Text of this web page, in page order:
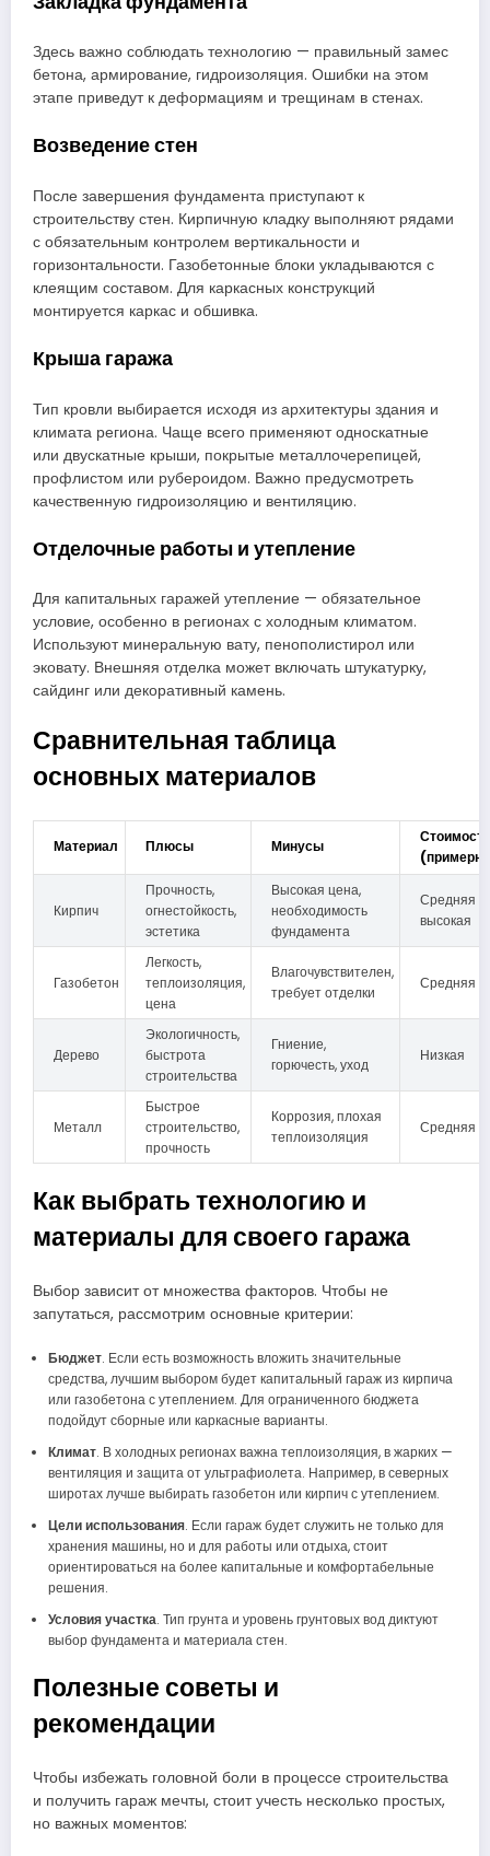
Здесь важно соблюдать технологию — правильный замес
бетона, армирование, гидроизоляция. Ошибки на этом
этапе приведут к деформациям и трещинам в стенах.
Возведение стен
После завершения фундамента приступают к
строительству стен. Кирпичную кладку выполняют рядами
с обязательным контролем вертикальности и
горизонтальности. Газобетонные блоки укладываются с
клеящим составом. Для каркасных конструкций
монтируется каркас и обшивка.
Крыша гаража
Тип кровли выбирается исходя из архитектуры здания и
климата региона. Чаще всего применяют односкатные
или двускатные крыши, покрытые металлочерепицей,
профлистом или рубероидом. Важно предусмотреть
качественную гидроизоляцию и вентиляцию.
Отделочные работы и утепление
Для капитальных гаражей утепление — обязательное
условие, особенно в регионах с холодным климатом.
Используют минеральную вату, пенополистирол или
эковату. Внешняя отделка может включать штукатурку,
сайдинг или декоративный камень.
Сравнительная таблица
основных материалов
Материал Плюсы Минусы
Стоимость
Кирпич
Прочность,
огнестойкость,
эстетика
Высокая цена,
необходимость
фундамента
Средняя —
высокая
Газобетон
Легкость,
теплоизоляция,
цена
Влагочувствителен,
требует отделки
Средняя
Дерево
Экологичность,
быстрота
строительства
Гниение,
горючесть, уход
Низкая
Металл
Быстрое
строительство,
прочность
Коррозия, плохая
теплоизоляция
Средняя
Как выбрать технологию и
материалы для своего гаража
Выбор зависит от множества факторов. Чтобы не
запутаться, рассмотрим основные критерии:
Бюджет. Если есть возможность вложить значительные
средства, лучшим выбором будет капитальный гараж из кирпича
или газобетона с утеплением. Для ограниченного бюджета
подойдут сборные или каркасные варианты.
Климат. В холодных регионах важна теплоизоляция, в жарких —
вентиляция и защита от ультрафиолета. Например, в северных
широтах лучше выбирать газобетон или кирпич с утеплением.
Цели использования. Если гараж будет служить не только для
хранения машины, но и для работы или отдыха, стоит
ориентироваться на более капитальные и комфортабельные
решения.
Условия участка. Тип грунта и уровень грунтовых вод диктуют
выбор фундамента и материала стен.
Полезные советы и
рекомендации
Чтобы избежать головной боли в процессе строительства
и получить гараж мечты, стоит учесть несколько простых,
но важных моментов: